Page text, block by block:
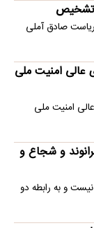
تشخیص
مصلحت نظام ۱۸ مرداد ۱۴۰۵ به ریاست صادق آملی
عالی امنیت ملی
امنیت ملی
و شجاع و
و به رابطه دو